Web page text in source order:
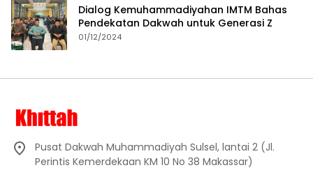
Dialog Kemuhammadiyahan IMTM Bahas
Pendekatan Dakwah untuk Generasi Z
01/12/2024
Pusat Dakwah Muhammadiyah Sulsel, lantai 2 (Jl.
Perintis Kemerdekaan KM 10 No 38 Makassar)